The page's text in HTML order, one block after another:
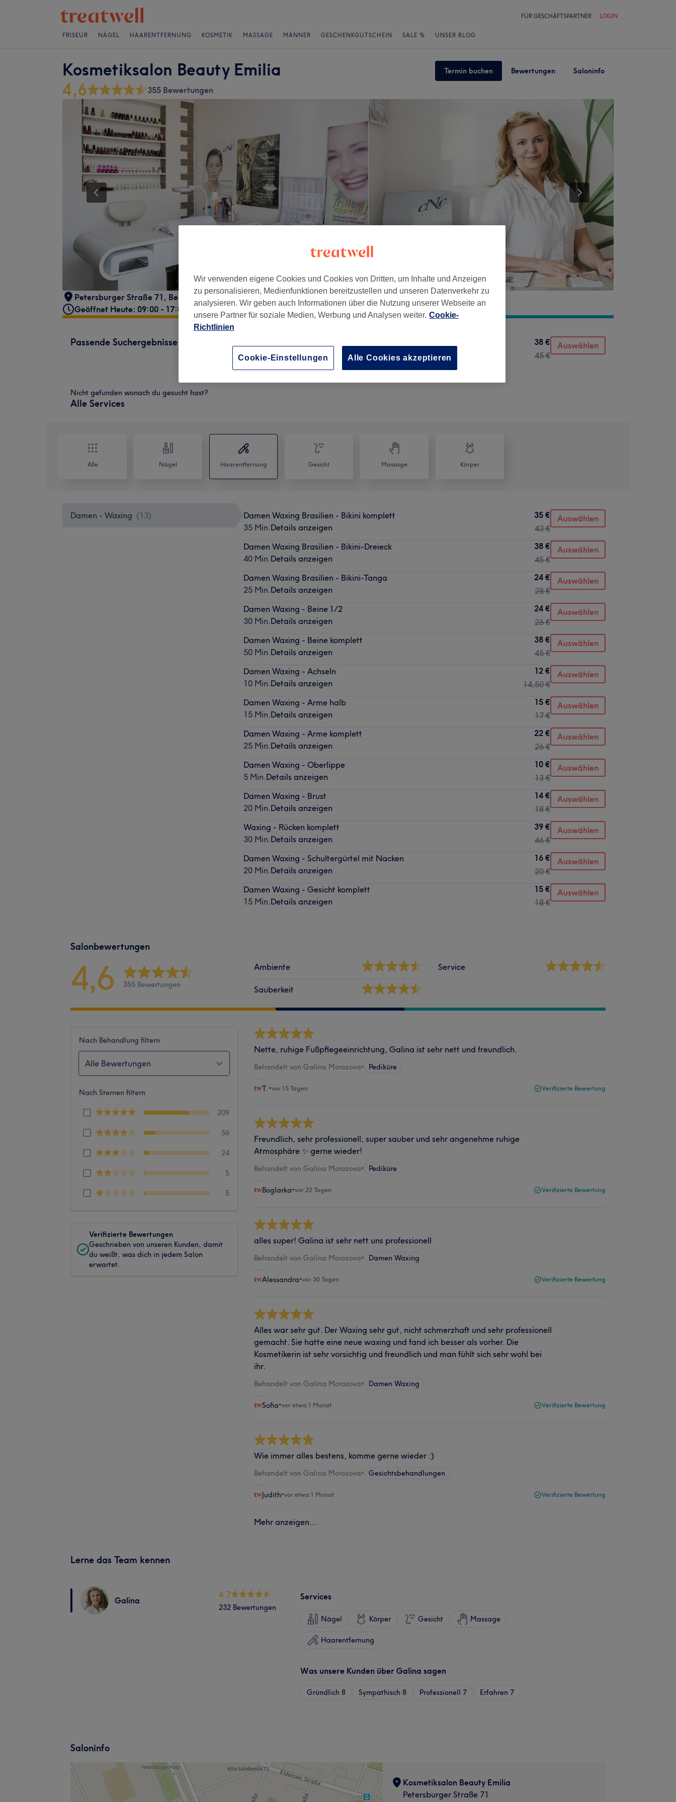
FÜR GESCHÄFTSPARTNER LOGIN
FRISEUR NÄGEL HAARENTFERNUNG KOSMETIK MASSAGE MÄNNER GESCHENKGUTSCHEIN SALE % UNSER BLOG
Kosmetiksalon Beauty Emilia Termin buchen Bewertungen Saloninfo
4,6 355 Bewertungen
Petersburger Straße 71 , Berlin, Friedrichshain, 10249
Geöffnet Heute: 09:00 - 17:00
Passende Suchergebnisse
40 Min.Details anzeigen
38 €
45 €
Auswählen
Nicht gefunden wonach du gesucht hast?
Alle Services
Alle Nägel Haarentfernung Gesicht Massage Körper
Damen - Waxing (13)
Damen Waxing Brasilien - Bikini komplett
35 Min.Details anzeigen
35 €
43 €
Auswählen
Damen Waxing Brasilien - Bikini-Dreieck
40 Min.Details anzeigen
38 €
45 €
Auswählen
Damen Waxing Brasilien - Bikini-Tanga
25 Min.Details anzeigen
24 €
28 €
Auswählen
Damen Waxing - Beine 1/2
30 Min.Details anzeigen
24 €
26 €
Auswählen
Damen Waxing - Beine komplett
50 Min.Details anzeigen
38 €
45 €
Auswählen
Damen Waxing - Achseln
10 Min.Details anzeigen
12 €
14,50 €
Auswählen
Damen Waxing - Arme halb
15 Min.Details anzeigen
15 €
17 €
Auswählen
Damen Waxing - Arme komplett
25 Min.Details anzeigen
22 €
26 €
Auswählen
Damen Waxing - Oberlippe
5 Min.Details anzeigen
10 €
13 €
Auswählen
Damen Waxing - Brust
20 Min.Details anzeigen
14 €
18 €
Auswählen
Waxing - Rücken komplett
30 Min.Details anzeigen
39 €
46 €
Auswählen
Damen Waxing - Schultergürtel mit Nacken
20 Min.Details anzeigen
16 €
20 €
Auswählen
Damen Waxing - Gesicht komplett
15 Min.Details anzeigen
15 €
18 €
Auswählen
Salonbewertungen
4,6 355 Bewertungen
Ambiente
Sauberkeit
Service
Nach Behandlung filtern
Alle Bewertungen
Nach Sternen filtern
209
56
24
5
5
Verifizierte Bewertungen
Geschrieben von unseren Kunden, damit
du weißt, was dich in jedem Salon
erwartet.
Nette, ruhige Fußpflegeeinrichtung, Galina ist sehr nett und freundlich.
Behandelt von Galina Morozova• Pediküre
T. •vor 15 Tagen Verifizierte Bewertung
Freundlich, sehr professionell, super sauber und sehr angenehme ruhige
Atmosphäre ✨ gerne wieder!
Behandelt von Galina Morozova• Pediküre
Boglarka•vor 22 Tagen Verifizierte Bewertung
alles super! Galina ist sehr nett uns professionell
Behandelt von Galina Morozova• Damen Waxing
Alessandra•vor 30 Tagen Verifizierte Bewertung
Alles war sehr gut. Der Waxing sehr gut, nicht schmerzhaft und sehr professionell
gemacht. Sie hatte eine neue waxing und fand ich besser als vorher. Die
Kosmetikerin ist sehr vorsichtig und freundlich und man fühlt sich sehr wohl bei
ihr.
Behandelt von Galina Morozova• Damen Waxing
Sofia•vor etwa 1 Monat Verifizierte Bewertung
Wie immer alles bestens, komme gerne wieder :)
Behandelt von Galina Morozova• Gesichtsbehandlungen
Judith•vor etwa 1 Monat Verifizierte Bewertung
Mehr anzeigen...
Lerne das Team kennen
Galina
4.7
232 Bewertungen
Services
Nägel Körper Gesicht Massage
Haarentfernung
Was unsere Kunden über Galina sagen
Gründlich 8 Sympathisch 8 Professionell 7 Erfahren 7
Saloninfo
Kosmetiksalon Beauty Emilia
Petersburger Straße 71
Wir verwenden eigene Cookies und Cookies von Dritten, um Inhalte und Anzeigen
zu personalisieren, Medienfunktionen bereitzustellen und unseren Datenverkehr zu
analysieren. Wir geben auch Informationen über die Nutzung unserer Webseite an
unsere Partner für soziale Medien, Werbung und Analysen weiter. Cookie-
Richtlinien
Cookie-Einstellungen Alle Cookies akzeptieren